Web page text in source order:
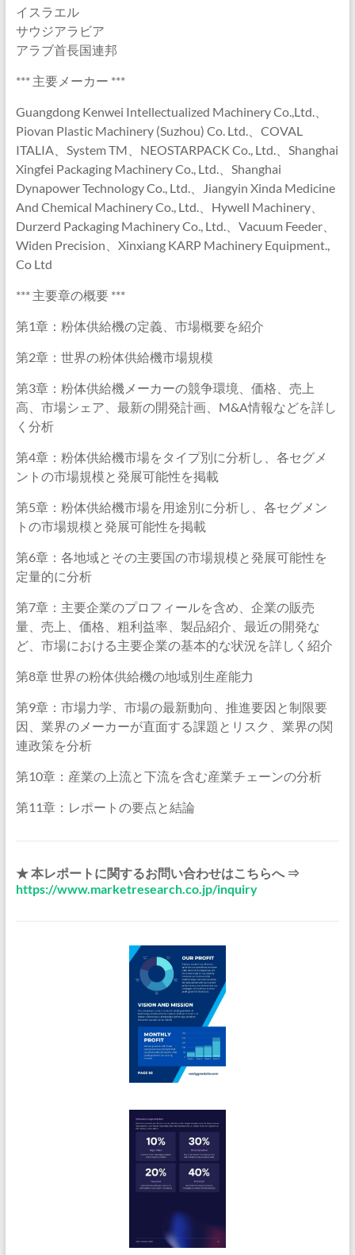
イスラエル
サウジアラビア
アラブ首長国連邦
*** 主要メーカー ***
Guangdong Kenwei Intellectualized Machinery Co.,Ltd.、
Piovan Plastic Machinery (Suzhou) Co. Ltd.、COVAL
ITALIA、System TM、NEOSTARPACK Co., Ltd.、Shanghai
Xingfei Packaging Machinery Co., Ltd.、Shanghai
Dynapower Technology Co., Ltd.、Jiangyin Xinda Medicine
And Chemical Machinery Co., Ltd.、Hywell Machinery、
Durzerd Packaging Machinery Co., Ltd.、Vacuum Feeder、
Widen Precision、Xinxiang KARP Machinery Equipment.,
Co Ltd
*** 主要章の概要 ***
第1章：粉体供給機の定義、市場概要を紹介
第2章：世界の粉体供給機市場規模
第3章：粉体供給機メーカーの競争環境、価格、売上
高、市場シェア、最新の開発計画、M&A情報などを詳し
く分析
第4章：粉体供給機市場をタイプ別に分析し、各セグメ
ントの市場規模と発展可能性を掲載
第5章：粉体供給機市場を用途別に分析し、各セグメン
トの市場規模と発展可能性を掲載
第6章：各地域とその主要国の市場規模と発展可能性を
定量的に分析
第7章：主要企業のプロフィールを含め、企業の販売
量、売上、価格、粗利益率、製品紹介、最近の開発な
ど、市場における主要企業の基本的な状況を詳しく紹介
第8章 世界の粉体供給機の地域別生産能力
第9章：市場力学、市場の最新動向、推進要因と制限要
因、業界のメーカーが直面する課題とリスク、業界の関
連政策を分析
第10章：産業の上流と下流を含む産業チェーンの分析
第11章：レポートの要点と結論
★ 本レポートに関するお問い合わせはこちらへ ⇒
https://www.marketresearch.co.jp/inquiry